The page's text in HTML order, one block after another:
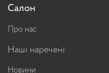
Салон
Про нас
Наші наречені
Новини